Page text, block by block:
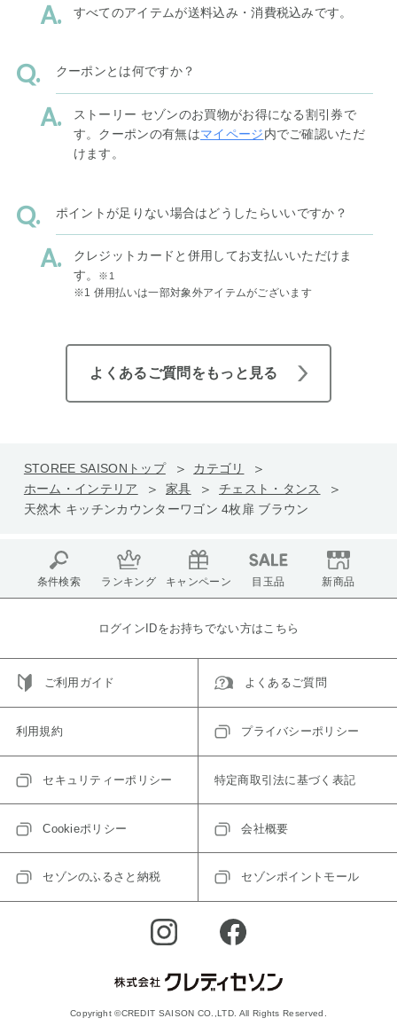
すべてのアイテムが送料込み・消費税込みです。
クーポンとは何ですか？
ストーリー セゾンのお買物がお得になる割引券で
す。クーポンの有無はマイページ内でご確認いただ
けます。
ポイントが足りない場合はどうしたらいいですか？
クレジットカードと併用してお支払いいただけま
す。
※1
※1 併用払いは一部対象外アイテムがございます
よくあるご質問をもっと見る
STOREE SAISONトップ
カテゴリ
ホーム・インテリア
家具
チェスト・タンス
天然木 キッチンカウンターワゴン 4枚扉 ブラウン
条件検索 ランキング キャンペーン 目玉品 新商品
ログインIDをお持ちでない方はこちら
ご利用ガイド よくあるご質問
利用規約 プライバシーポリシー
セキュリティーポリシー 特定商取引法に基づく表記
Cookieポリシー 会社概要
セゾンのふるさと納税 セゾンポイントモール
Copyright ©CREDIT SAISON CO.,LTD. All Rights Reserved.